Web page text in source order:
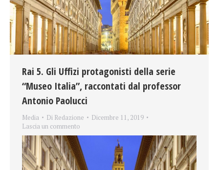
Rai 5. Gli Uffizi protagonisti della serie
“Museo Italia”, raccontati dal professor
Antonio Paolucci
Media Di Redazione
Dicembre 11, 2019
Lascia un commento